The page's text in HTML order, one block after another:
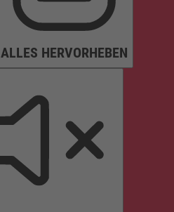
ALLES HERVORHEBEN